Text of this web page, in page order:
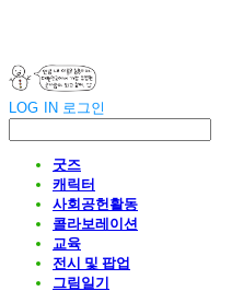
LOG IN 로그인
굿즈
캐릭터
사회공헌활동
콜라보레이션
교육
전시 및 팝업
그림일기